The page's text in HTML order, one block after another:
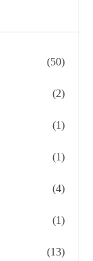
(50)
(2)
(1)
(1)
(4)
(1)
(13)